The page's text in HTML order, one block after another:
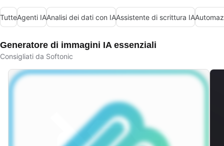
TutteAgenti IAAnalisi dei dati con IAAssistente di scrittura IA
Generatore di immagini IA essenziali
Consigliati da Softonic